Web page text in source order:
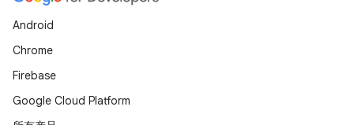
Android
Chrome
Firebase
Google Cloud Platform